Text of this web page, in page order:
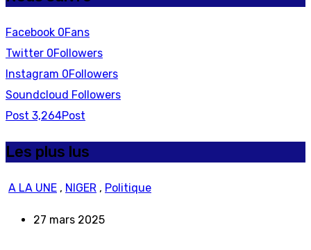
Facebook 0Fans
Twitter 0Followers
Instagram 0Followers
Soundcloud Followers
Post 3,264Post
Les plus lus
A LA UNE , NIGER , Politique
27 mars 2025